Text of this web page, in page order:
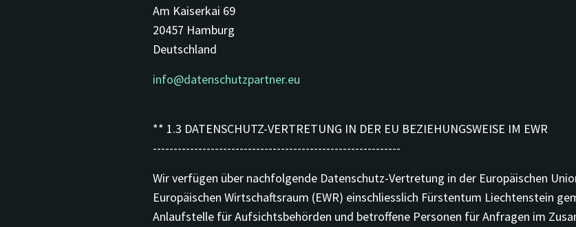
Am Kaiserkai 69
20457 Hamburg
Deutschland
info@datenschutzpartner.eu
** 1.3 DATENSCHUTZ-VERTRETUNG IN DER EU BEZIEHUNGSWEISE IM EWR
------------------------------------------------------------
Wir verfügen über nachfolgende Datenschutz-Vertretung in der Europäischen
Europäischen Wirtschaftsraum (EWR) einschliesslich Fürstentum Liechtenstein
Anlaufstelle für Aufsichtsbehörden und betroffene Personen für Anfragen im